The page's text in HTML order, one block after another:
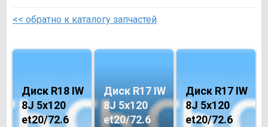
<< обратно к каталогу запчастей
Диск R18 IW
8J 5х120
et20/72.6
Диск R17 IW
8J 5х120
et20/72.6
Диск R17 IW
8J 5х120
et20/72.6